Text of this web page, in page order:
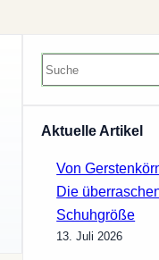
S
u
h
Aktuelle Artikel
Von
Die
Schuhgröße
13. Juli 2026